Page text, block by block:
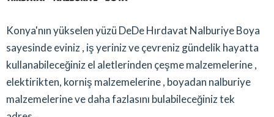
Konya'nın yükselen yüzü DeDe Hırdavat Nalburiye Boya
sayesinde eviniz , iş yeriniz ve çevreniz gündelik hayatta
kullanabileceğiniz el aletlerinden çeşme malzemelerine ,
elektirikten, korniş malzemelerine , boyadan nalburiye
malzemelerine ve daha fazlasını bulabileceğiniz tek